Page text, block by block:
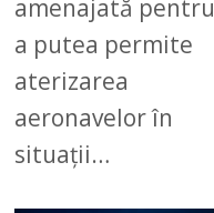
amenajată pentru
a putea permite
aterizarea
aeronavelor în
situații…